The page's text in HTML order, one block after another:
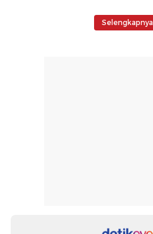
Selengkapnya